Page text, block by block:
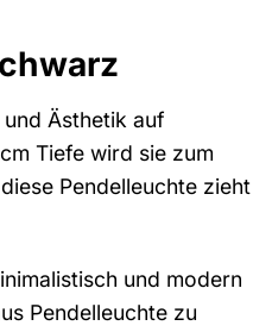
Ästhetik auf
Tiefe wird sie zum
Pendelleuchte zieht
und modern
Pendelleuchte zu